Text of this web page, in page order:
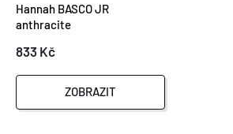
Hannah BASCO JR
anthracite
833 Kč
ZOBRAZIT